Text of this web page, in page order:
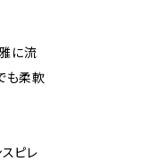
に流
も柔軟
ピレ